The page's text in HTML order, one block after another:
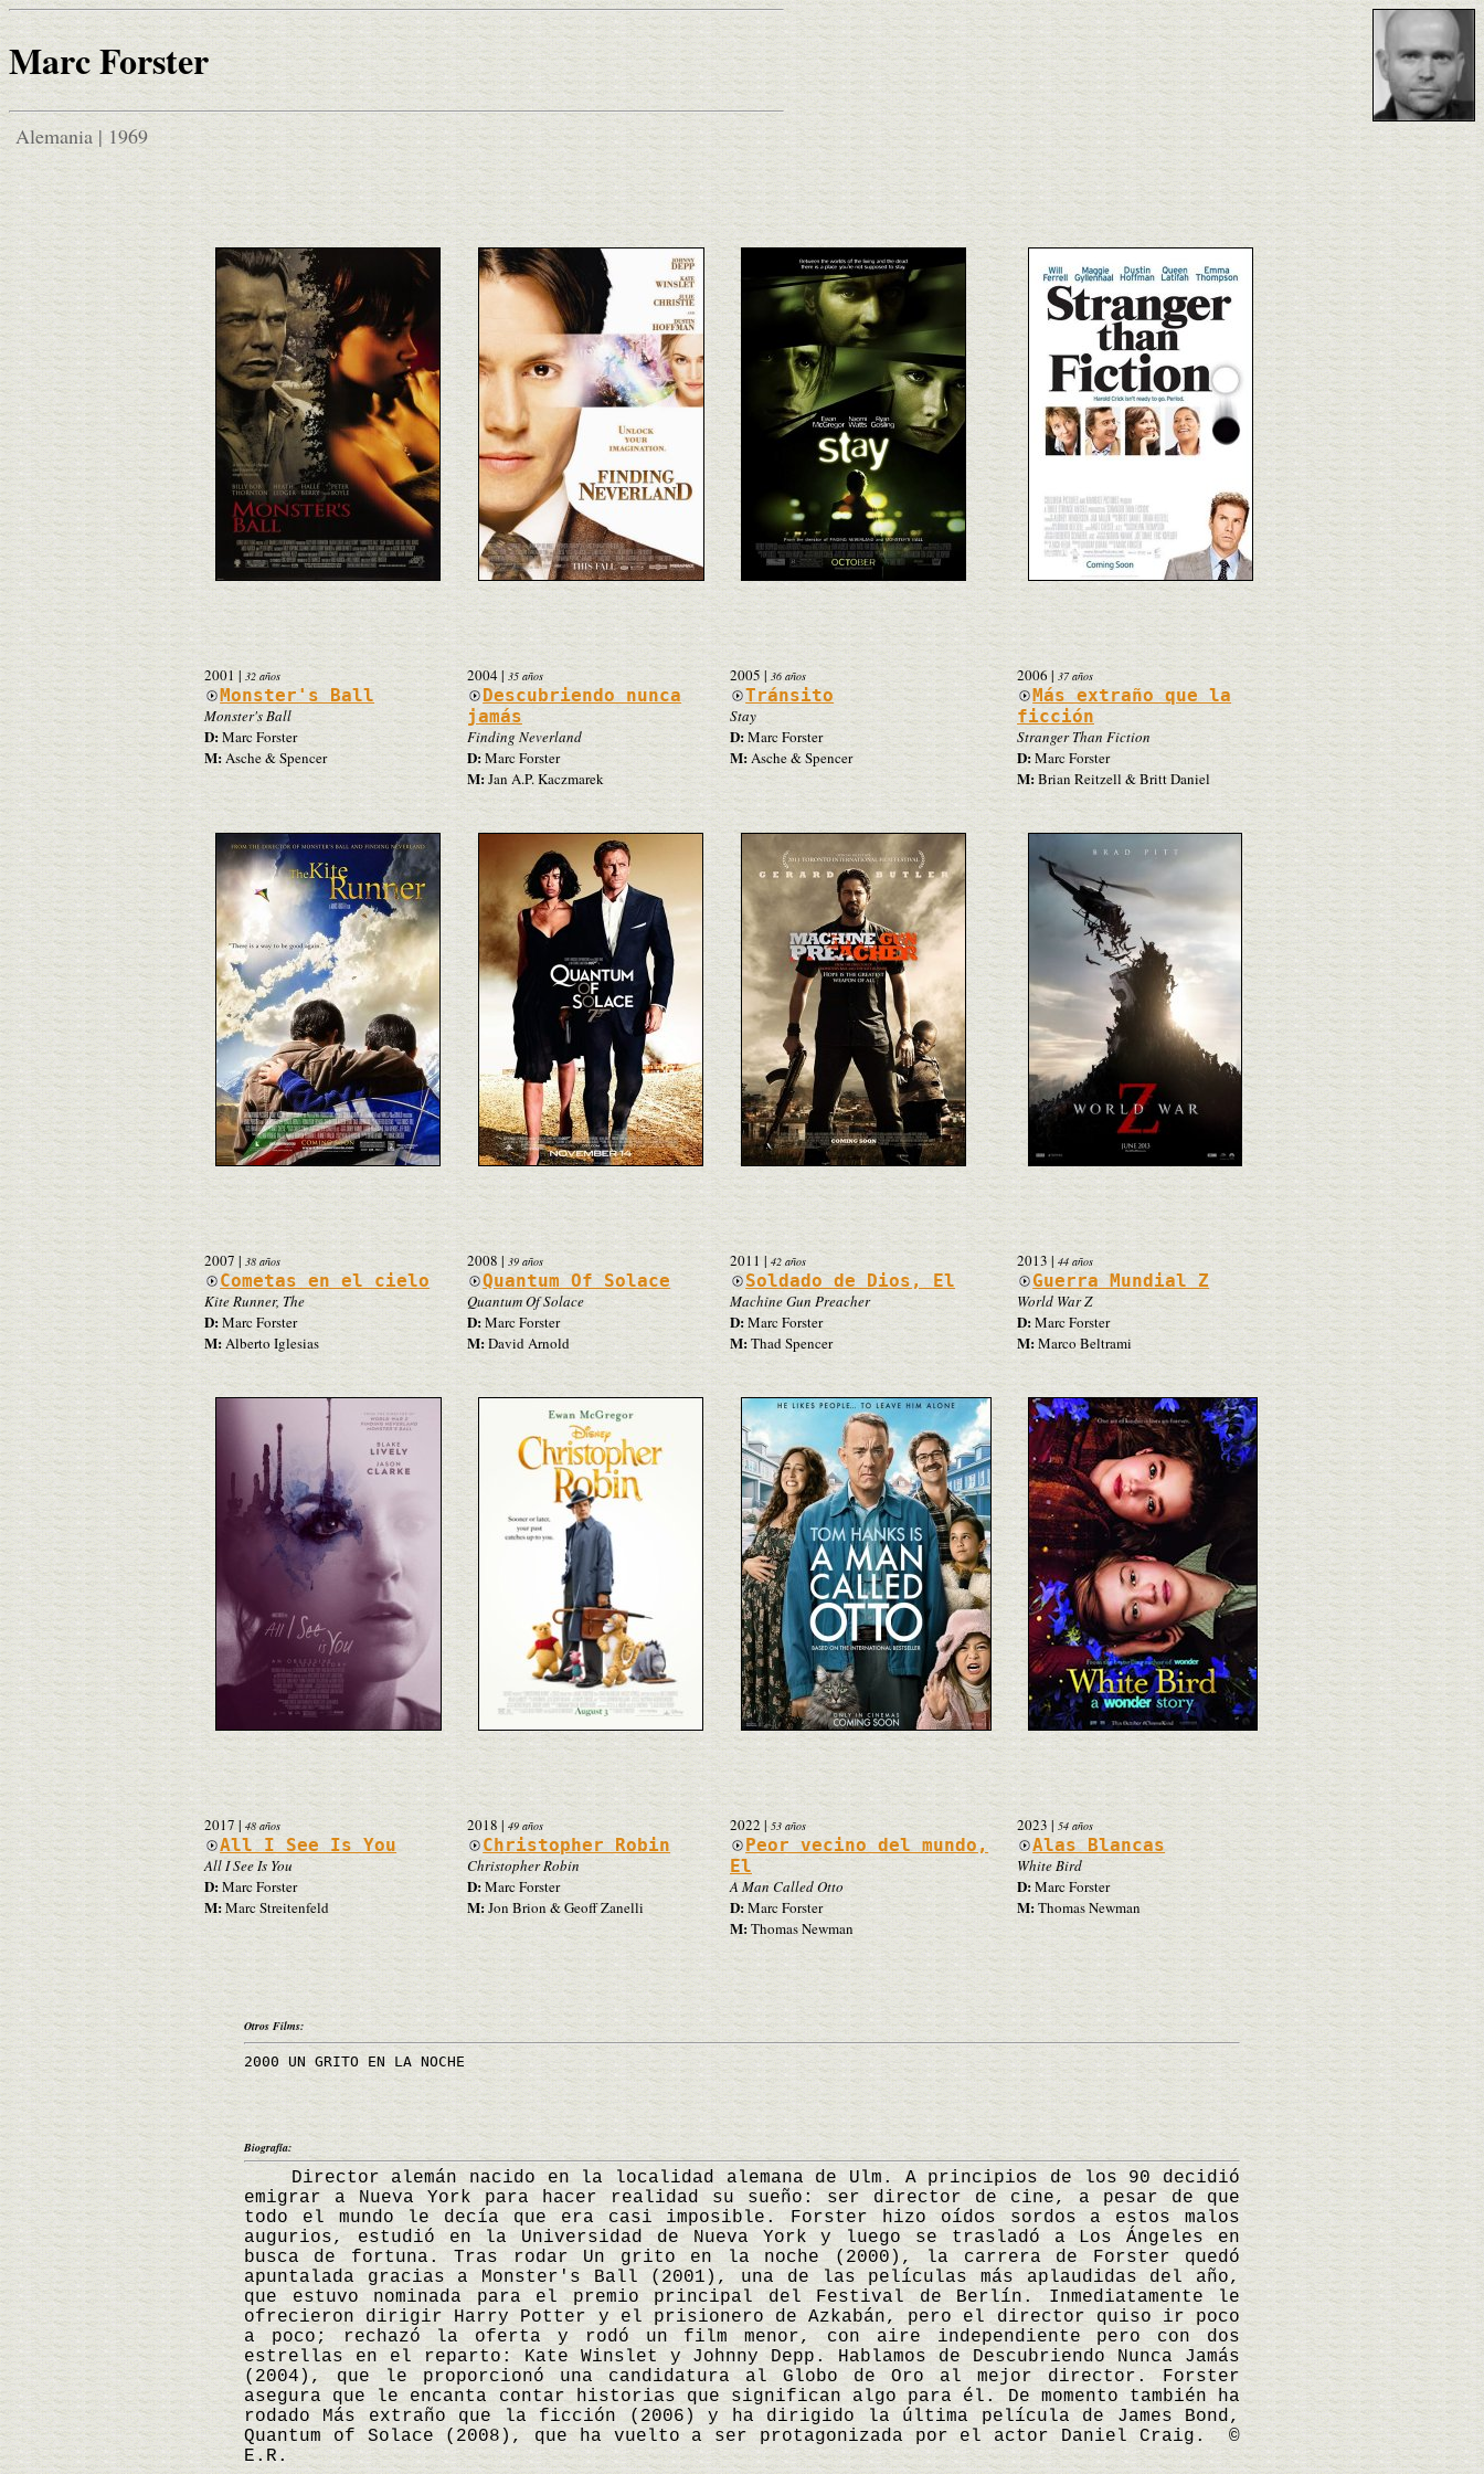
Marc Forster
Alemania | 1969
2001 | 32 años
Monster's Ball
Monster's Ball
D:Marc Forster
M:Asche & Spencer
2004|35 años
Descubriendo nunca
jamás
Finding Neverland
D:Marc Forster
M:Jan A.P. Kaczmarek
2005|36 años
Tránsito
Stay
D: Marc Forster
M:Asche & Spencer
2006| 37 años
Más extraño que la
ficción
Stranger Than Fiction
D:Marc Forster
M:Brian Reitzell & Britt Daniel
2007 | 38 años
Cometas en el cielo
Kite Runner, The
D:Marc Forster
M:Alberto Iglesias
2008 |39 años
Quantum Of Solace
Quantum Of Solace
D:Marc Forster
M:David Arnold
2011|42 años
Soldado de Dios, El
Machine Gun Preacher
D: Marc Forster
M: Thad Spencer
2013 | 44 años
Guerra Mundial Z
World War Z
D:Marc Forster
M: Marco Beltrami
2017 | 48 años
All I See Is You
All I See Is You
D:Marc Forster
M:Marc Streitenfeld
2018 | 49 años
Christopher Robin
Christopher Robin
D:Marc Forster
M:Jon Brion & Geoff Zanelli
2022 | 53 años
Peor vecino del mundo,
El
A Man Called Otto
D: Marc Forster
M: Thomas Newman
2023 |54 años
Alas Blancas
White Bird
D:Marc Forster
M:Thomas Newman
Otros Films:
2000 UN GRITO EN LA NOCHE
Biografía:
Director alemán nacido en la localidad alemana de Ulm. A principios de los 90 decidió
emigrar a Nueva York para hacer realidad su sueño: ser director de cine, a pesar de que
todo el mundo le decía que era casi imposible. Forster hizo oídos sordos a estos malos
augurios, estudió en la Universidad de Nueva York y luego se trasladó a Los Ángeles en
busca de fortuna. Tras rodar Un grito en la noche (2000), la carrera de Forster quedó
apuntalada gracias a Monster's Ball (2001), una de las películas más aplaudidas del año,
que estuvo nominada para el premio principal del Festival de Berlín. Inmediatamente le
ofrecieron dirigir Harry Potter y el prisionero de Azkabán, pero el director quiso ir poco
a poco; rechazó la oferta y rodó un film menor, con aire independiente pero con dos
estrellas en el reparto: Kate Winslet y Johnny Depp. Hablamos de Descubriendo Nunca Jamás
(2004), que le proporcionó una candidatura al Globo de Oro al mejor director. Forster
asegura que le encanta contar historias que significan algo para él. De momento también ha
rodado Más extraño que la ficción (2006) y ha dirigido la última película de James Bond,
Quantum of Solace (2008), que ha vuelto a ser protagonizada por el actor Daniel Craig. ©
E.R.